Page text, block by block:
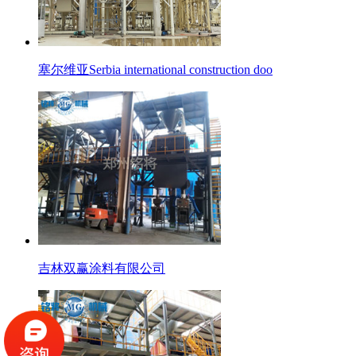
塞尔维亚Serbia international construction doo
吉林双赢涂料有限公司